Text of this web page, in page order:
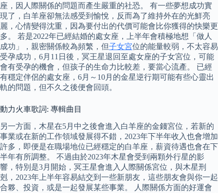
座，因人際關係的問題而產生嚴重的社恐。 有一些夢想成功實
現了，白羊座卻無法感受到愉悅，反而為了維持外在的光鮮亮
麗，心情變得沈重，因為要付出的代價可能會比你獲得的快樂更
多。 若是2022年已經結婚的處女座，上半年會積極地想「做人
成功」，親密關係較為頻繁，但子女宮位的能量較弱，不太容易
受孕成功，6月11日後，冥王星退回至處女座的子女宮位，可能
會有受孕的機會，但孩子的生命力比較差，要當心流產。 已經
有穩定伴侶的處女座，6月～10月的金星逆行期可能有些心靈出
軌的問題，但不久之後便會回頭。
動力火車歌詞: 專輯曲目
另一方面，木星在5月中之後會進入白羊座的金錢宮位，若新的
事業或在新的工作領域發展得不錯，2023年下半年收入也會增加
許多，即便是在職場地位已經穩定的白羊座，薪資待遇也會在下
半年有所調整。 不過由於2023年木星會受到兩顆外行星的影
響，特別是3月開始，冥王星會進入人際關係宮位，與木星刑
剋，2023年上半年容易結交到一些新朋友，這些朋友會與你一起
合夥、投資，或是一起發展某些事業。 人際關係方面的好運會